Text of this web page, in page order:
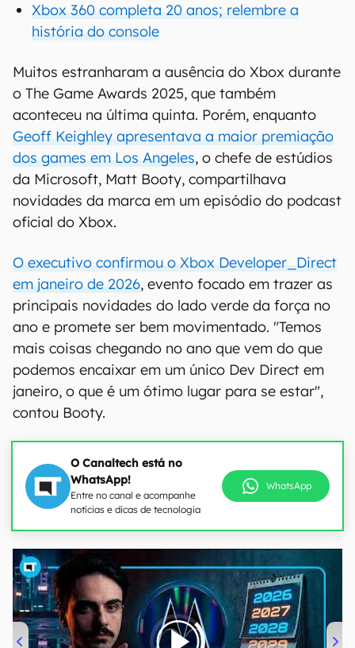
Xbox 360 completa 20 anos; relembre a
história do console
Muitos estranharam a ausência do Xbox durante
o The Game Awards 2025, que também
aconteceu na última quinta. Porém, enquanto
Geoff Keighley apresentava a maior premiação
dos games em Los Angeles, o chefe de estúdios
da Microsoft, Matt Booty, compartilhava
novidades da marca em um episódio do podcast
oficial do Xbox.
O executivo confirmou o Xbox Developer_Direct
em janeiro de 2026, evento focado em trazer as
principais novidades do lado verde da força no
ano e promete ser bem movimentado. "Temos
mais coisas chegando no ano que vem do que
podemos encaixar em um único Dev Direct em
janeiro, o que é um ótimo lugar para se estar",
contou Booty.
O Canaltech está no
WhatsApp!
Entre no canal e acompanhe
notícias e dicas de tecnologia
WhatsApp